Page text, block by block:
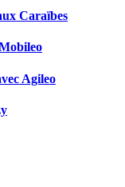
Caraïbes
Agileo